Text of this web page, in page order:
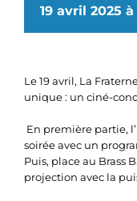
19 avril 2025
Le 19 avril, La
unique : un ciné-
En première partie,
soirée avec un
Puis, place au Brass
projection avec la